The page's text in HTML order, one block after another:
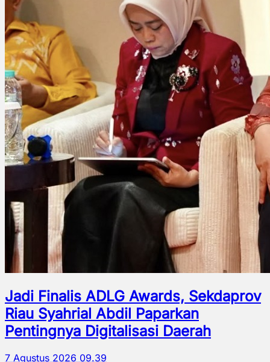
Jadi Finalis ADLG Awards, Sekdaprov
Riau Syahrial Abdil Paparkan
Pentingnya Digitalisasi Daerah
7 Agustus 2026 09.39